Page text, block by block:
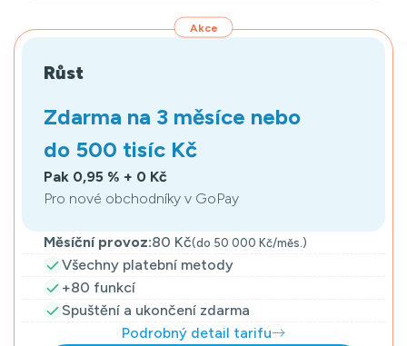
Akce
Růst
Zdarma na 3 měsíce nebo
do 500 tisíc Kč
Pak 0,95 % + 0 Kč
Pro nové obchodníky v GoPay
Měsíční provoz:80 Kč(do 50 000 Kč/měs.)
Všechny platební metody
+80 funkcí
Spuštění a ukončení zdarma
Podrobný detail tarifu